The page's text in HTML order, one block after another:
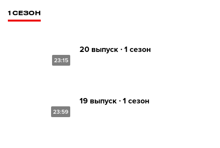
1 СЕЗОН
23:15
20 выпуск ∙ 1 сезон
23:59
19 выпуск ∙ 1 сезон